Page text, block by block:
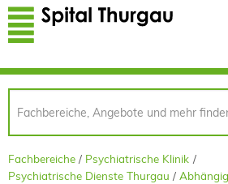
Direkt zum Inhalt
Fachbereiche
Psychiatrische Klinik
Psychiatrische Dienste Thurgau